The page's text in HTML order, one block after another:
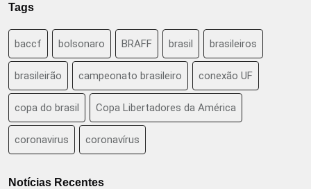
Tags
baccf bolsonaro BRAFF brasil brasileiros
brasileirão campeonato brasileiro conexão UF
copa do brasil Copa Libertadores da América
coronavirus coronavírus
Notícias Recentes